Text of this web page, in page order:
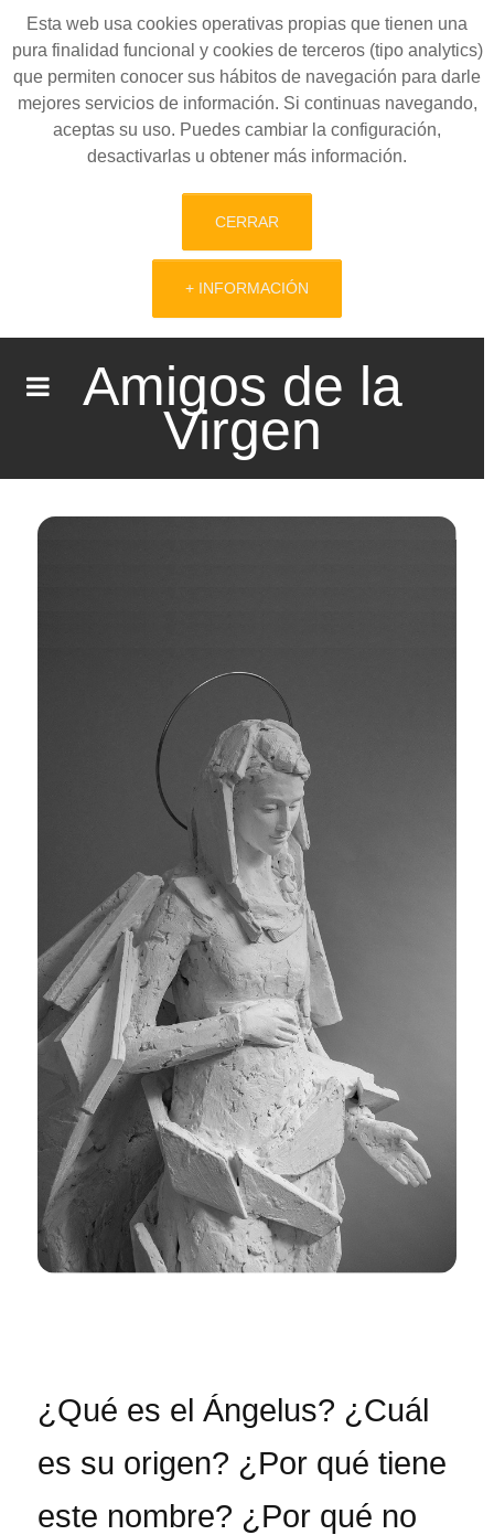
Esta web usa cookies operativas propias que tienen una
pura finalidad funcional y cookies de terceros (tipo analytics)
que permiten conocer sus hábitos de navegación para darle
mejores servicios de información. Si continuas navegando,
aceptas su uso. Puedes cambiar la configuración,
desactivarlas u obtener más información.
CERRAR
+ INFORMACIÓN
Amigos de la
Virgen
¿Qué es el Ángelus? ¿Cuál
es su origen? ¿Por qué tiene
este nombre? ¿Por qué no